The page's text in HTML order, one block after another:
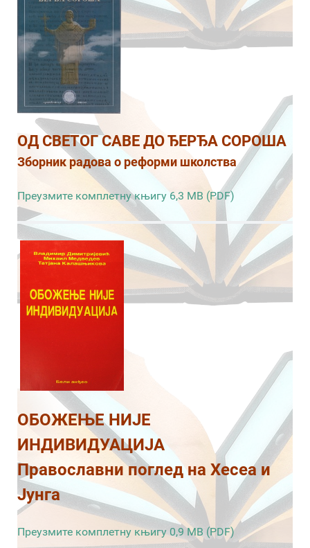
ОД СВЕТОГ САВЕ ДО ЂЕРЂА СОРОША
Зборник радова о реформи школства
Преузмите комплетну књигу 6,3 MB (PDF)
ОБОЖЕЊЕ НИЈЕ
ИНДИВИДУАЦИЈА
Православни поглед на Хесеа и
Јунга
Преузмите комплетну књигу 0,9 MB (PDF)